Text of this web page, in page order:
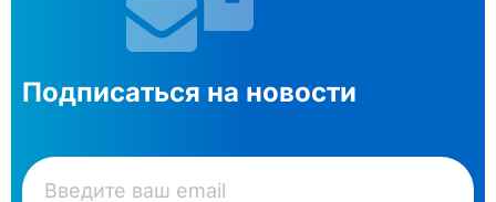
Подписаться на новости